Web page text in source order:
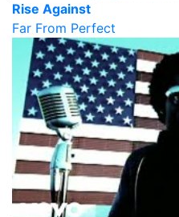
Rise Against
Far From Perfect